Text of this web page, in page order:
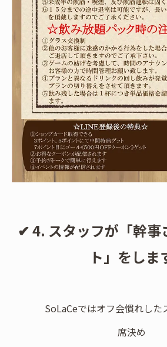
✔ 4. スタッフが「幹事
ト」をしま
SoLaCeではオフ会慣れした
席決め